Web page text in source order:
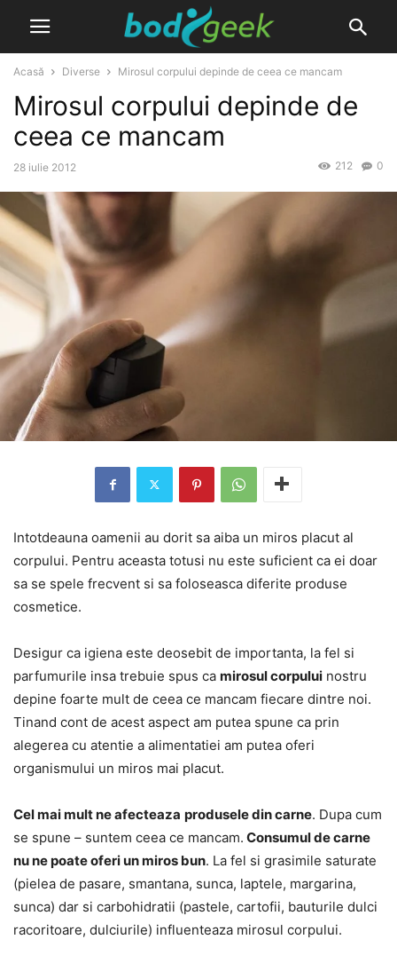
Acasă Diverse Mirosul corpului depinde de ceea ce mancam
Mirosul corpului depinde de
ceea ce mancam
28 iulie 2012 0
212
Intotdeauna oamenii au dorit sa aiba un miros placut al
corpului. Pentru aceasta totusi nu este suficient ca ei doar
sa se spele frecvent si sa foloseasca diferite produse
cosmetice.
Desigur ca igiena este deosebit de importanta, la fel si
parfumurile insa trebuie spus ca mirosul corpului nostru
depine foarte mult de ceea ce mancam fiecare dintre noi.
Tinand cont de acest aspect am putea spune ca prin
alegerea cu atentie a alimentatiei am putea oferi
organismului un miros mai placut.
Cel mai mult ne afecteaza produsele din carne. Dupa cum
se spune – suntem ceea ce mancam. Consumul de carne
nu ne poate oferi un miros bun. La fel si grasimile saturate
(pielea de pasare, smantana, sunca, laptele, margarina,
sunca) dar si carbohidratii (pastele, cartofii, bauturile dulci
racoritoare, dulciurile) influenteaza mirosul corpului.